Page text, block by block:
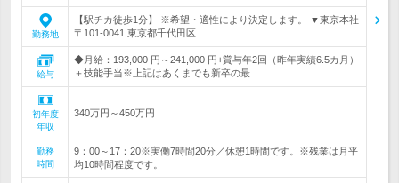
勤務地
【駅チカ徒歩1分】 ※希望・適性により決定します。 ▼東京本社
〒101-0041 東京都千代田区…
給与
◆月給：193,000 円～241,000 円+賞与年2回（昨年実績6.5カ月）
＋技能手当※上記はあくまでも新卒の最…
初年度
年収
340万円～450万円
勤務
時間
9：00～17：20※実働7時間20分／休憩1時間です。※残業は月平
均10時間程度です。